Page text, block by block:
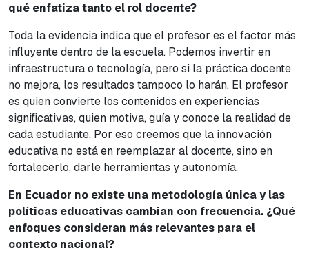
qué enfatiza tanto el rol docente?
Toda la evidencia indica que el profesor es el factor más
influyente dentro de la escuela. Podemos invertir en
infraestructura o tecnología, pero si la práctica docente
no mejora, los resultados tampoco lo harán. El profesor
es quien convierte los contenidos en experiencias
significativas, quien motiva, guía y conoce la realidad de
cada estudiante. Por eso creemos que la innovación
educativa no está en reemplazar al docente, sino en
fortalecerlo, darle herramientas y autonomía.
En Ecuador no existe una metodología única y las
políticas educativas cambian con frecuencia. ¿Qué
enfoques consideran más relevantes para el
contexto nacional?